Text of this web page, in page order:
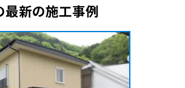
最新の施工事例